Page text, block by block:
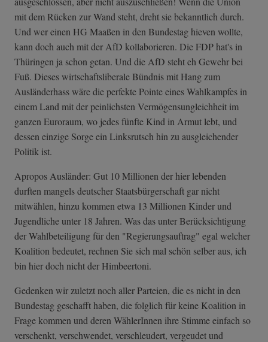
mit dem Rücken zur Wand steht, dreht sie bekanntlich durch.
Und wer einen HG Maaßen in den Bundestag hieven wollte,
kann doch auch mit der AfD kollaborieren. Die FDP hat's in
Thüringen ja schon getan. Und die AfD steht eh Gewehr bei
Fuß. Dieses wirtschaftsliberale Bündnis mit Hang zum
Ausländerhass wäre die perfekte Pointe eines Wahlkampfes in
einem Land mit der peinlichsten Vermögensungleichheit im
ganzen Euroraum, wo jedes fünfte Kind in Armut lebt, und
dessen einzige Sorge ein Linksrutsch hin zu ausgleichender
Politik ist.
Apropos Ausländer: Gut 10 Millionen der hier lebenden
durften mangels deutscher Staatsbürgerschaft gar nicht
mitwählen, hinzu kommen etwa 13 Millionen Kinder und
Jugendliche unter 18 Jahren. Was das unter Berücksichtigung
der Wahlbeteiligung für den "Regierungsauftrag" egal welcher
Koalition bedeutet, rechnen Sie sich mal schön selber aus, ich
bin hier doch nicht der Himbeertoni.
Gedenken wir zuletzt noch aller Parteien, die es nicht in den
Bundestag geschafft haben, die folglich für keine Koalition in
Frage kommen und deren WählerInnen ihre Stimme einfach so
verschenkt, verschwendet, verschleudert, vergeudet und